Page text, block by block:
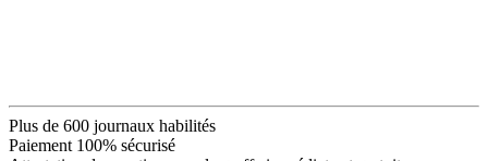
Plus de 600 journaux habilités
Paiement 100% sécurisé